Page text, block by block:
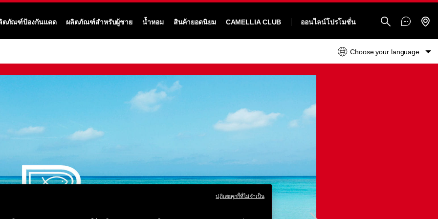
ตภัณฑ์ป้องกันแดด ผลิตภัณฑ์สำหรับผู้ชาย น้ำหอม สินค้ายอดนิยม CAMELLIA CLUB ออนไลน์โปรโมชั่น
Choose your language
NEXT
ปฏิเสธคุกกี้ที่ไม่จำเป็น